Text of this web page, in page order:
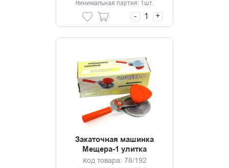
Минимальная партия: 1шт.
- +
Закаточная машинка
Мещера-1 улитка
Код товара: 78/192